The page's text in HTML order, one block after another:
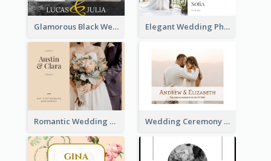
Glamorous Black Wedding Photo Book Elegant Wedding Photo Book
Romantic Wedding Anniversary Photo Book Wedding Ceremony Photo Book